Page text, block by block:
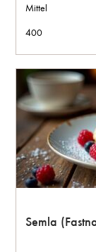
Mittel
400
Semla